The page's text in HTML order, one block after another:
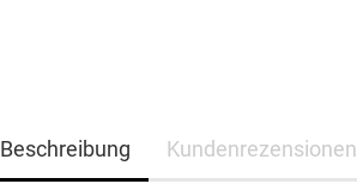
Beschreibung Kundenrezensionen